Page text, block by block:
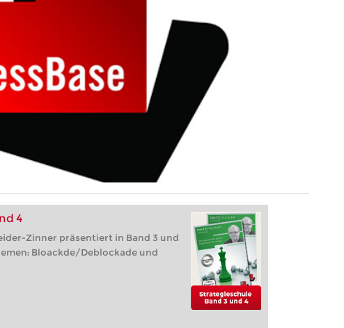
4
Zinner präsentiert in Band 3 und
Bloackde/Deblockade und